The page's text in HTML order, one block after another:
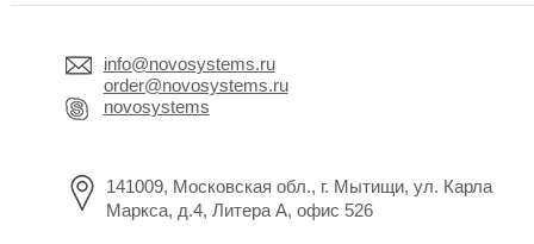
info@novosystems.ru
order@novosystems.ru
novosystems
141009, Московская обл., г. Мытищи, ул. Карла
Маркса, д.4, Литера А, офис 526